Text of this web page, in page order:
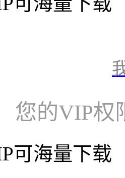
您的VIP权
可海量下载